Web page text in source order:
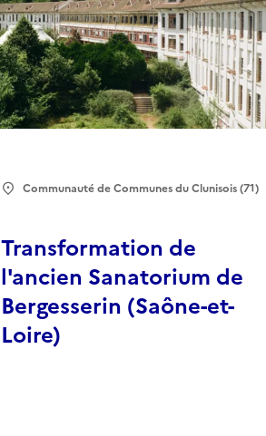
Transformation de
l'ancien Sanatorium de
Bergesserin (Saône-et-
Loire)
Communauté de Communes du Clunisois (71)